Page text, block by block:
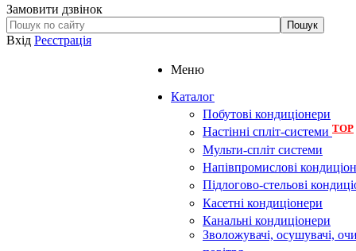
Замовити дзвінок
Вхід Реєстрація
Меню
Каталог
Побутові кондиціонери
Настінні спліт-системи TOP
Мульти-спліт системи
Напівпромислові
Підлогово-стельові
Касетні кондиціонери
Канальні кондиціонери
Зволожувачі, осушувачі,